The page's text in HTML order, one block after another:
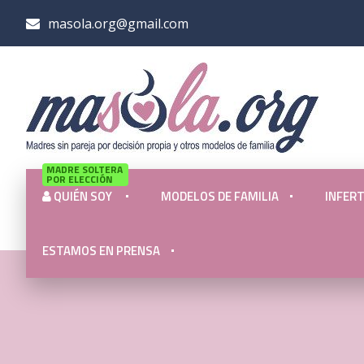
masola.org@gmail.com
QUIÉN SOY
MADRE SOLTERA
POR ELECCIÓN
MODELOS DE FAMILIA
ESTAMOS EN PRENSA